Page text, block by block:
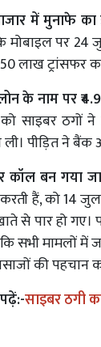
में मुनाफे
मोबाइल पर 24
लाख ट्रांसफर
के नाम पर
साइबर ठगों ने
पीड़ित ने
कॉल बन गया
हैं, को 14
से पार हो गए।
सभी मामलों में
की पहचान
साइबर ठगी